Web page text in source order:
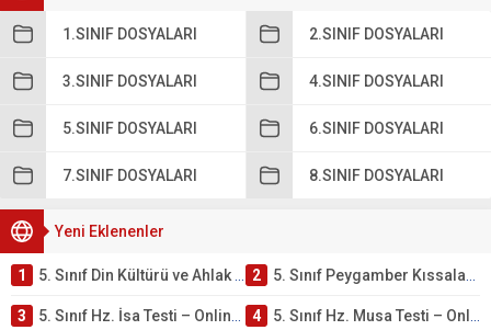
1.SINIF DOSYALARI 2.SINIF DOSYALARI
3.SINIF DOSYALARI 4.SINIF DOSYALARI
5.SINIF DOSYALARI 6.SINIF DOSYALARI
7.SINIF DOSYALARI 8.SINIF DOSYALARI
Yeni Eklenenler
1 5. Sınıf Din Kültürü ve Ahlak Bilgisi 4. Ünite: Peygamber Kıssaları Çalışmaları 2 5. Sınıf Peygamber Kıssaları Ünite Testi – Online Çöz
3 5. Sınıf Hz. İsa Testi – Online Çöz 4 5. Sınıf Hz. Musa Testi – Online Çöz